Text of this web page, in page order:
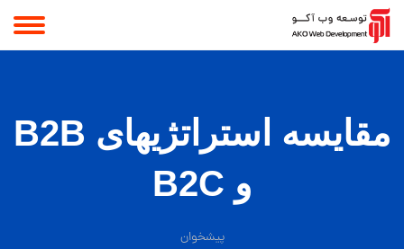
مقايسه استراتژیهای B2B
و B2C
پیشخوان